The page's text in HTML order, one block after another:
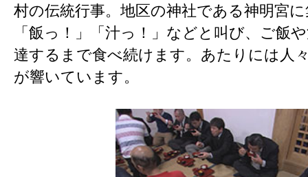
村の伝統行事。地区の神社である神明宮
「飯っ！」「汁っ！」などと叫び、ご飯
達するまで食べ続けます。あたりには人
が響いています。